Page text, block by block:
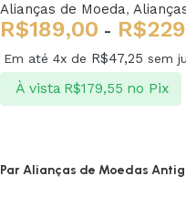
Alianças de Moeda,
R$189,00 - R$
Em até 4x de R$47,25 sem
À vista R$179,55 no Pix
Par Alianças de Moedas